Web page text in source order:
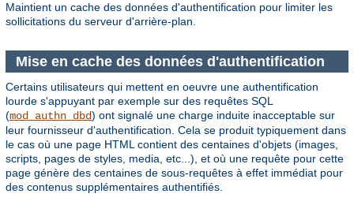
Maintient un cache des données d'authentification pour limiter les
sollicitations du serveur d'arrière-plan.
Mise en cache des données d'authentification
Certains utilisateurs qui mettent en oeuvre une authentification
lourde s'appuyant par exemple sur des requêtes SQL
(mod_authn_dbd) ont signalé une charge induite inacceptable sur
leur fournisseur d'authentification. Cela se produit typiquement dans
le cas où une page HTML contient des centaines d'objets (images,
scripts, pages de styles, media, etc...), et où une requête pour cette
page génère des centaines de sous-requêtes à effet immédiat pour
des contenus supplémentaires authentifiés.